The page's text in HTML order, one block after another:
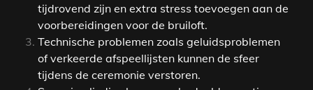
tijdrovend zijn en extra stress toevoegen aan de
voorbereidingen voor de bruiloft.
Technische problemen zoals geluidsproblemen
of verkeerde afspeellijsten kunnen de sfeer
tijdens de ceremonie verstoren.